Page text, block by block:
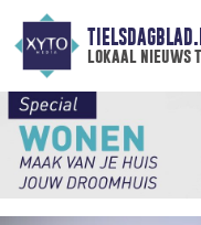
lokaal nieuws